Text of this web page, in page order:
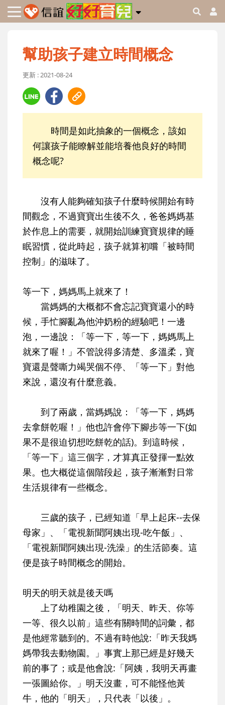
幫助孩子建立時間概念
更新 : 2021-08-24
時間是如此抽象的一個概念，該如
何讓孩子能瞭解並能培養他良好的時間
概念呢?
沒有人能夠確知孩子什麼時候開始有時
間觀念，不過寶寶出生後不久，爸爸媽媽基
於作息上的需要，就開始訓練寶寶規律的睡
眠習慣，從此時起，孩子就算初嚐「被時間
控制」的滋味了。
等一下，媽媽馬上就來了！
當媽媽的大概都不會忘記寶寶還小的時
候，手忙腳亂為他沖奶粉的經驗吧！一邊
泡，一邊說：「等一下，等一下，媽媽馬上
就來了喔！」不管說得多清楚、多溫柔，寶
寶還是聲嘶力竭哭個不停、「等一下」對他
來說，還沒有什麼意義。
到了兩歲，當媽媽說：「等一下，媽媽
去拿餅乾喔！」他也許會停下腳步等一下(如
果不是很迫切想吃餅乾的話)。到這時候，
「等一下」這三個字，才算真正發揮一點效
果。也大概從這個階段起，孩子漸漸對日常
生活規律有一些概念。
三歲的孩子，已經知道「早上起床--去保
母家」、「電視新聞阿姨出現-吃午飯」、
「電視新聞阿姨出現-洗澡」的生活節奏。這
便是孩子時間概念的開始。
明天的明天就是後天嗎
上了幼稚園之後，「明天、昨天、你等
一等、很久以前」這些有關時間的詞彙，都
是他經常聽到的。不過有時他說:「昨天我媽
媽帶我去動物園。」事實上那已經是好幾天
前的事了；或是他會說:「阿姨，我明天再畫
一張圖給你。」明天沒畫，可不能怪他黃
牛，他的「明天」，只代表「以後」。